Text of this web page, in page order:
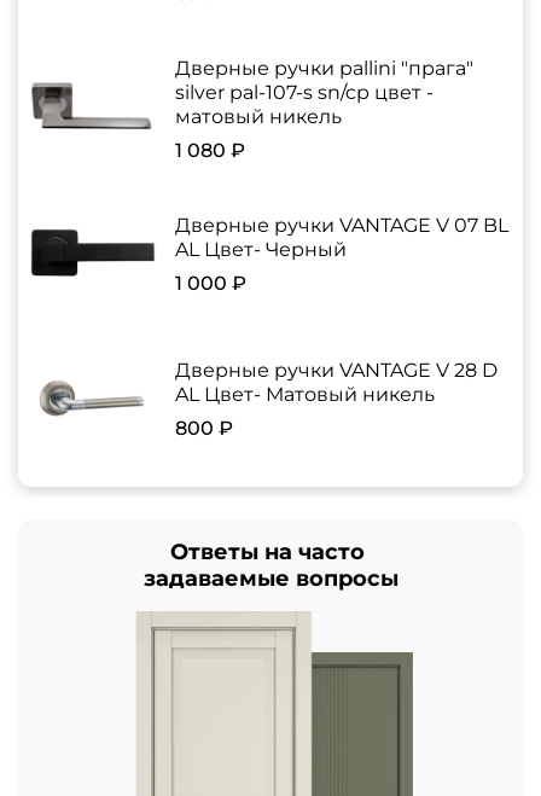
Дверные ручки pallini "прага"
silver pal-107-s sn/cp цвет -
матовый никель
1 080 ₽
Дверные ручки VANTAGE V 07 BL
AL Цвет- Черный
1 000 ₽
Дверные ручки VANTAGE V 28 D
AL Цвет- Матовый никель
800 ₽
Ответы на часто
задаваемые вопросы